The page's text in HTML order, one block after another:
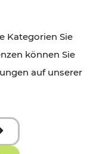
Kategorien Sie
können Sie
auf unserer